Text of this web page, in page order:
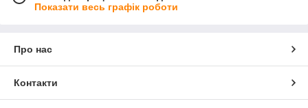
Показати весь графік роботи
Про нас
Контакти